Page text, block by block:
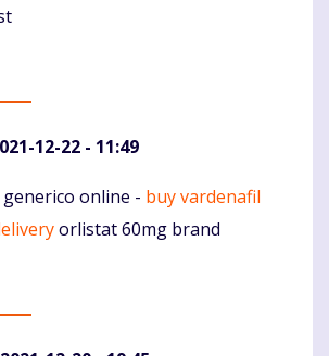
12-22 - 11:49
online - buy vardenafil
orlistat 60mg brand